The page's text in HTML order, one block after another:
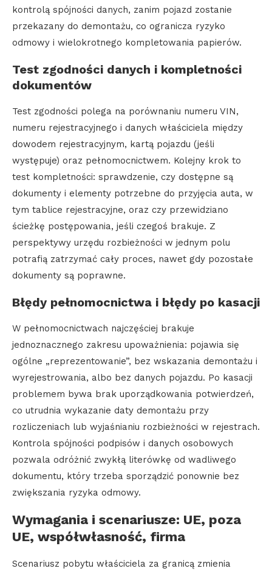
kontrolą spójności danych, zanim pojazd zostanie
przekazany do demontażu, co ogranicza ryzyko
odmowy i wielokrotnego kompletowania papierów.
Test zgodności danych i kompletności
dokumentów
Test zgodności polega na porównaniu numeru VIN,
numeru rejestracyjnego i danych właściciela między
dowodem rejestracyjnym, kartą pojazdu (jeśli
występuje) oraz pełnomocnictwem. Kolejny krok to
test kompletności: sprawdzenie, czy dostępne są
dokumenty i elementy potrzebne do przyjęcia auta, w
tym tablice rejestracyjne, oraz czy przewidziano
ścieżkę postępowania, jeśli czegoś brakuje. Z
perspektywy urzędu rozbieżności w jednym polu
potrafią zatrzymać cały proces, nawet gdy pozostałe
dokumenty są poprawne.
Błędy pełnomocnictwa i błędy po kasacji
W pełnomocnictwach najczęściej brakuje
jednoznacznego zakresu upoważnienia: pojawia się
ogólne „reprezentowanie”, bez wskazania demontażu i
wyrejestrowania, albo bez danych pojazdu. Po kasacji
problemem bywa brak uporządkowania potwierdzeń,
co utrudnia wykazanie daty demontażu przy
rozliczeniach lub wyjaśnianiu rozbieżności w rejestrach.
Kontrola spójności podpisów i danych osobowych
pozwala odróżnić zwykłą literówkę od wadliwego
dokumentu, który trzeba sporządzić ponownie bez
zwiększania ryzyka odmowy.
Wymagania i scenariusze: UE, poza
UE, współwłasność, firma
Scenariusz pobytu właściciela za granicą zmienia